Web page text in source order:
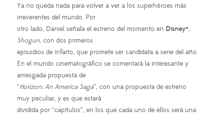
Ya no queda nada para volver a ver a los superhéroes más
irreverentes del mundo. Por
otro lado, Daniel señala el estreno del momento en Disney+,
Shogun, con dos primeros
episodios de infarto, que promete ser candidata a serie del año.
En el mundo cinematográfico se comentará la interesante y
arriesgada propuesta de
“Horizon: An America Saga”, con una propuesta de estreno
muy peculiar, y es que estará
dividida por “capítulos”, en los que cada uno de ellos será una